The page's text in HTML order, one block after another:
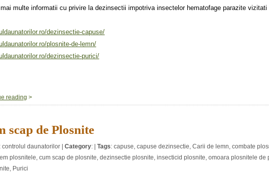
mai multe informatii cu privire la dezinsectii impotriva insectelor hematofage parazite vizitati
dezinsectie-capuse/
plosnite-de-lemn/
dezinsectie-purici/
reading >
scap de Plosnite
: controlul daunatorilor Category: | Tags: capuse, capuse dezinsectie, Carii de lemn, combate
plosnitele, cum scap de plosnite, dezinsectie plosnite, insecticid plosnite, omoara plosnitele de
, Purici